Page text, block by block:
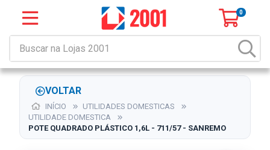
0
VOLTAR
INÍCIO
UTILIDADES DOMESTICAS
UTILIDADE DOMESTICA
POTE QUADRADO PLÁSTICO 1,6L - 711/57 - SANREMO